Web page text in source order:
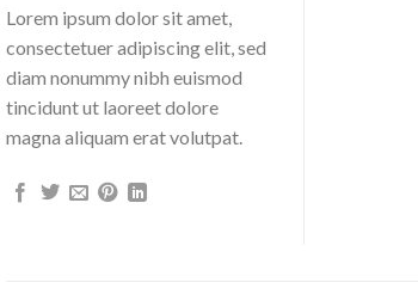
Lorem ipsum dolor sit amet,
consectetuer adipiscing elit, sed
diam nonummy nibh euismod
tincidunt ut laoreet dolore
magna aliquam erat volutpat.